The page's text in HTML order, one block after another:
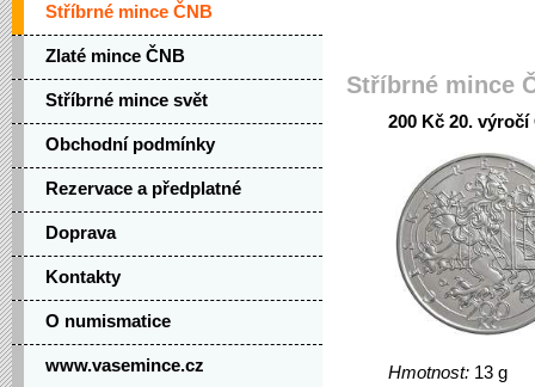
Stříbrné mince ČNB
Zlaté mince ČNB
Stříbrné mince svět
Obchodní podmínky
Rezervace a předplatné
Doprava
Kontakty
O numismatice
www.vasemince.cz
Stříbrné mince
200 Kč 20. výročí
Hmotnost: 13 g